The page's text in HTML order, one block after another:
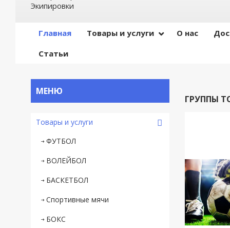
Экипировки
Главная Товары и услуги О нас
Статьи
ГРУППЫ
Товары и услуги
ФУТБОЛ
ВОЛЕЙБОЛ
БАСКЕТБОЛ
Спортивные мячи
БОКС